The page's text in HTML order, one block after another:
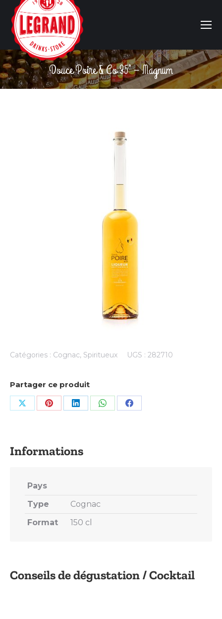
Douce Poire & Co 35° – Magnum
Vous êtes ici :
Catégories : Cognac, Spiritueux UGS : 282710
Partager ce produit
Share Share Share Share Share
Conseils de dégustation / Cocktail
Pays
Type
Cognac
Format
150 cl